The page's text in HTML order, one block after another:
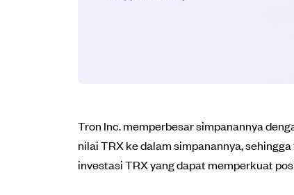
Tron Inc. memperbesar simpanannya
nilai TRX ke dalam simpanannya,
investasi TRX yang dapat memperkuat